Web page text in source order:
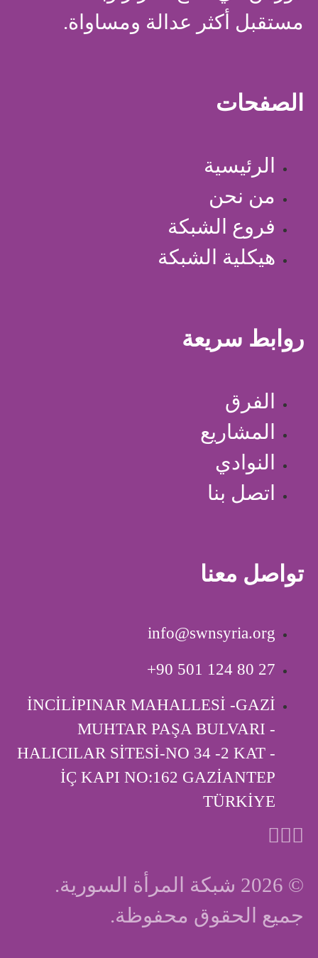
مستقبل أكثر عدالة ومساواة.
الصفحات
الرئيسية
من نحن
فروع الشبكة
هيكلية الشبكة
روابط سريعة
الفرق
المشاريع
النوادي
اتصل بنا
تواصل معنا
info@swnsyria.org
‎+90 501 124 80 27
İNCİLİPINAR MAHALLESİ -GAZİ
MUHTAR PAŞA BULVARI -
HALICILAR SİTESİ-NO 34 -2 KAT -
İÇ KAPI ‎NO:162 GAZİANTEP
TÜRKİYE
© 2026 شبكة المرأة السورية.
جميع الحقوق محفوظة.